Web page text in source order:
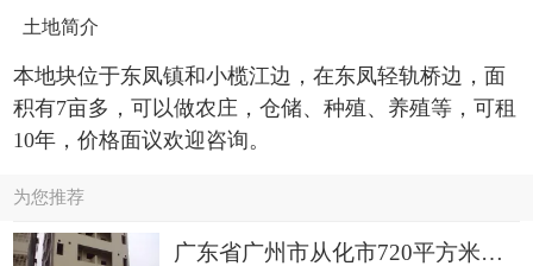
土地简介
本地块位于东凤镇和小榄江边，在东凤轻轨桥边，面
积有7亩多，可以做农庄，仓储、种殖、养殖等，可租
10年，价格面议欢迎咨询。
为您推荐
广东省广州市从化市720平方米城镇住宅用地出售